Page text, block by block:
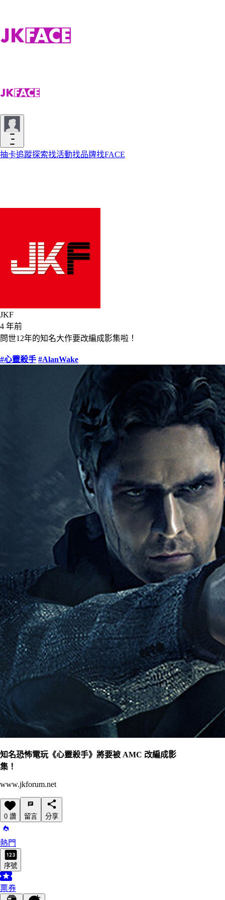
抽卡追蹤探索找活動找品牌找FACE
JKF
4 年前
問世12年的知名大作要改編成影集啦！
#心靈殺手 #AlanWake
知名恐怖電玩《心靈殺手》將要被 AMC 改編成影
集！
www.jkforum.net
0 讚 留言 分享
熱門
序號
票券